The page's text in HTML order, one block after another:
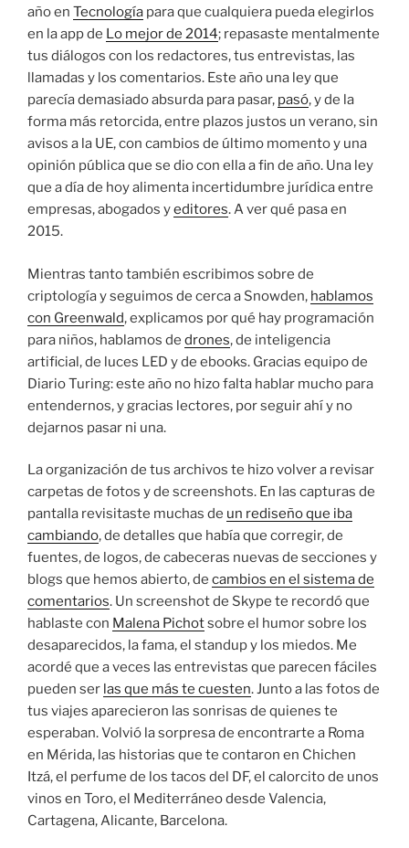
año en Tecnología para que cualquiera pueda elegirlos
en la app de Lo mejor de 2014; repasaste mentalmente
tus diálogos con los redactores, tus entrevistas, las
llamadas y los comentarios. Este año una ley que
parecía demasiado absurda para pasar, pasó, y de la
forma más retorcida, entre plazos justos un verano, sin
avisos a la UE, con cambios de último momento y una
opinión pública que se dio con ella a fin de año. Una ley
que a día de hoy alimenta incertidumbre jurídica entre
empresas, abogados yeditores. A ver qué pasa en
2015.
Mientras tanto también escribimos sobre de
criptología y seguimos de cerca a Snowden, hablamos
con Greenwald, explicamos por qué hay programación
para niños, hablamos de drones, de inteligencia
artificial, de luces LED y de ebooks. Gracias equipo de
Diario Turing: este año no hizo falta hablar mucho para
entendernos, y gracias lectores, por seguir ahí y no
dejarnos pasar ni una.
La organización de tus archivos te hizo volver a revisar
carpetas de fotos y de screenshots. En las capturas de
pantalla revisitaste muchas de un rediseño que iba
cambiando, de detalles que había que corregir, de
fuentes, de logos, de cabeceras nuevas de secciones y
blogs que hemos abierto, de cambios en el sistema de
comentarios. Un screenshot de Skype te recordó que
hablaste con Malena Pichotsobre el humor sobre los
desaparecidos, la fama, el standup y los miedos. Me
acordé que a veces las entrevistas que parecen fáciles
pueden ser las que más te cuesten. Junto a las fotos de
tus viajes aparecieron las sonrisas de quienes te
esperaban. Volvió la sorpresa de encontrarte a Roma
en Mérida, las historias que te contaron en Chichen
Itzá, el perfume de los tacos del DF, el calorcito de unos
vinos en Toro, el Mediterráneo desde Valencia,
Cartagena, Alicante, Barcelona.